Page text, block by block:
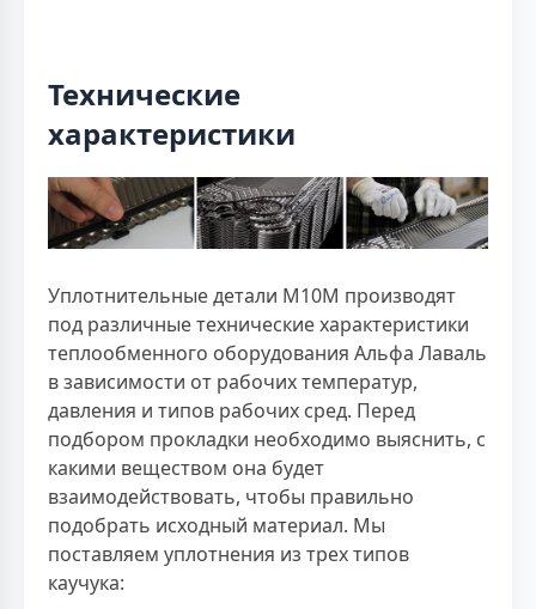
Технические
характеристики
Уплотнительные детали M10M производят
под различные технические характеристики
теплообменного оборудования Альфа Лаваль
в зависимости от рабочих температур,
давления и типов рабочих сред. Перед
подбором прокладки необходимо выяснить, с
какими веществом она будет
взаимодействовать, чтобы правильно
подобрать исходный материал. Мы
поставляем уплотнения из трех типов
каучука: